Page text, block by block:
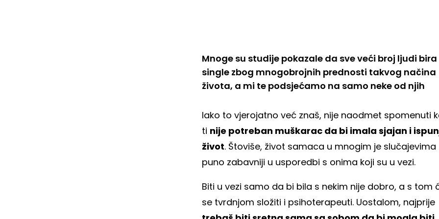
Mnoge su studije pokazale da sve veći broj ljudi
single zbog mnogobrojnih prednosti takvog načina
života, a mi te podsjećamo na samo neke od njih
Iako to vjerojatno već znaš, nije naodmet spomenuti
ti nije potreban muškarac da bi imala sjajan i
život. Štoviše, život samaca u mnogim je slučajevima
puno zabavniji u usporedbi s onima koji su u vezi.
Biti u vezi samo da bi bila s nekim nije dobro, a s tom
se tvrdnjom složiti i psihoterapeuti. Uostalom, najprije